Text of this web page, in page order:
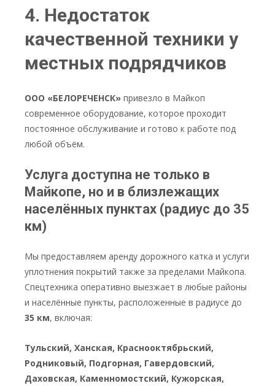
4. Недостаток
качественной техники у
местных подрядчиков
ООО «БЕЛОРЕЧЕНСК» привезло в Майкоп
современное оборудование, которое проходит
постоянное обслуживание и готово к работе под
любой объём.
Услуга доступна не только в
Майкопе, но и в близлежащих
населённых пунктах (радиус до 35
км)
Мы предоставляем аренду дорожного катка и услуги
уплотнения покрытий также за пределами Майкопа.
Спецтехника оперативно выезжает в любые районы
и населённые пункты, расположенные в радиусе до
35 км, включая:
Тульский, Ханская, Краснооктябрьский,
Родниковый, Подгорная, Гавердовский,
Даховская, Каменномостский, Кужорская,